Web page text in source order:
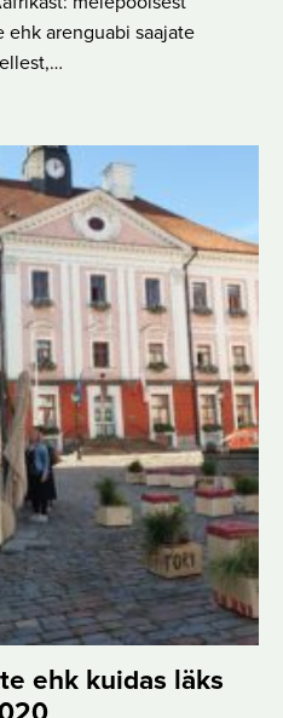
ehk arenguabi saajate
ehk kuidas läks